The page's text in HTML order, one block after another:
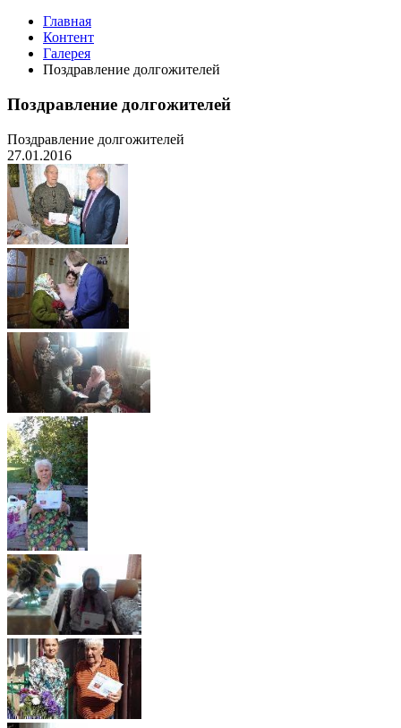
Главная
Контент
Галерея
Поздравление долгожителей
Поздравление долгожителей
Поздравление долгожителей
27.01.2016